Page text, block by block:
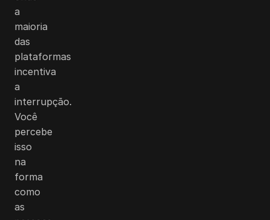
a
maioria
das
plataformas
incentiva
a
interrupção.
Você
percebe
isso
na
forma
como
as